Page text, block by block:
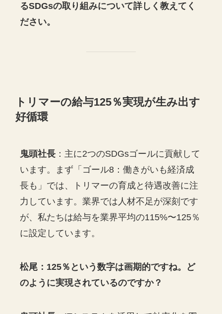
るSDGsの取り組みについて詳しく教えてく
ださい。
トリマーの給与125％実現が生み出す
好循環
鬼頭社長 ：主に2つのSDGsゴールに貢献して
います。まず「ゴール8：働きがいも経済成
長も」では、トリマーの育成と待遇改善に注
力しています。業界では人材不足が深刻です
が、私たちは給与を業界平均の115%〜125％
に設定しています。
松尾：125％という数字は画期的ですね。ど
のように実現されているのですか？